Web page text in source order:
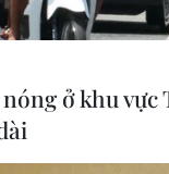
giúp học sinh
qua từng bước
ở khu vực